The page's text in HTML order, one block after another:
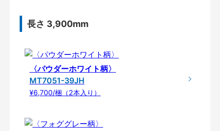
長さ 3,900mm
〈パウダーホワイト柄〉
MT7051-39JH
¥6,700/梱（2本入り）